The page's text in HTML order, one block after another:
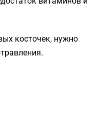
косточек, нужно